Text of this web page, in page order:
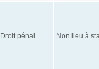
Droit pénal Non lieu à